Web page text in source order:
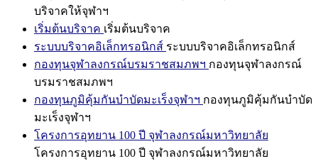
บริจาคให้จุฬาฯ
เริ่มต้นบริจาค เริ่มต้นบริจาค
ระบบบริจาคอิเล็กทรอนิกส์ ระบบบริจาคอิเล็กทรอนิกส์
กองทุนจุฬาลงกรณ์บรมราชสมภพฯ กองทุนจุฬาลงกรณ์
บรมราชสมภพฯ
กองทุนภูมิคุ้มกันบำบัดมะเร็งจุฬาฯ กองทุนภูมิคุ้มกันบำบัด
มะเร็งจุฬาฯ
โครงการอุทยาน 100 ปี จุฬาลงกรณ์มหาวิทยาลัย
โครงการอุทยาน 100 ปี จุฬาลงกรณ์มหาวิทยาลัย